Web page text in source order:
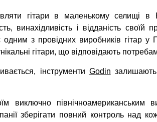
гітари в маленькому селищі
винахідливість і відданість
з провідних виробників гітар у
гітари, що відповідають
інструменти Godin залишають
виключно
зберігати повний контроль над